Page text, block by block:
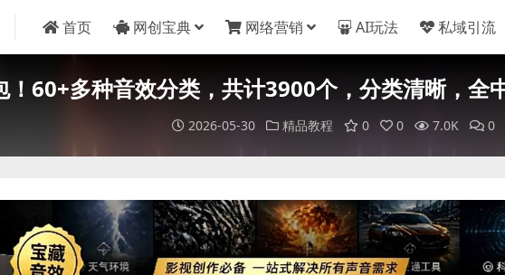
首页 网创宝典 网络营销 AI玩法 私域引流
！60+多种音效分类，共计3900个，分类清晰，全
2026-05-30 精品教程 0 0 7.0K 0